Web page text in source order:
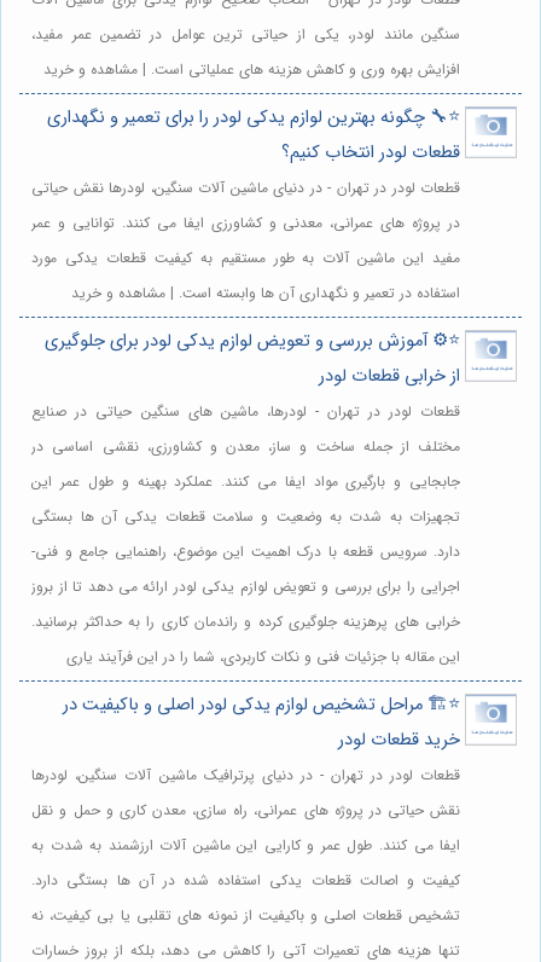
سنگین مانند لودر، یکی از حیاتی ترین عوامل در تضمین عمر مفید،
افزایش بهره وری و کاهش هزینه های عملیاتی است. | مشاهده و خرید
⭐️🔧 چگونه بهترین لوازم یدکی لودر را برای تعمیر و نگهداری
قطعات لودر انتخاب کنیم؟
قطعات لودر در تهران - در دنیای ماشین آلات سنگین، لودرها نقش حیاتی
در پروژه های عمرانی، معدنی و کشاورزی ایفا می کنند. توانایی و عمر
مفید این ماشین آلات به طور مستقیم به کیفیت قطعات یدکی مورد
استفاده در تعمیر و نگهداری آن ها وابسته است. | مشاهده و خرید
⭐️⚙️ آموزش بررسی و تعویض لوازم یدکی لودر برای جلوگیری
از خرابی قطعات لودر
قطعات لودر در تهران - لودرها، ماشین های سنگین حیاتی در صنایع
مختلف از جمله ساخت و ساز، معدن و کشاورزی، نقشی اساسی در
جابجایی و بارگیری مواد ایفا می کنند. عملکرد بهینه و طول عمر این
تجهیزات به شدت به وضعیت و سلامت قطعات یدکی آن ها بستگی
دارد. سرویس قطعه با درک اهمیت این موضوع، راهنمایی جامع و فنی-
اجرایی را برای بررسی و تعویض لوازم یدکی لودر ارائه می دهد تا از بروز
خرابی های پرهزینه جلوگیری کرده و راندمان کاری را به حداکثر برسانید.
این مقاله با جزئیات فنی و نکات کاربردی، شما را در این فرآیند یاری
⭐️🏗️ مراحل تشخیص لوازم یدکی لودر اصلی و باکیفیت در
خرید قطعات لودر
قطعات لودر در تهران - در دنیای پرترافیک ماشین آلات سنگین، لودرها
نقش حیاتی در پروژه های عمرانی، راه سازی، معدن کاری و حمل و نقل
ایفا می کنند. طول عمر و کارایی این ماشین آلات ارزشمند به شدت به
کیفیت و اصالت قطعات یدکی استفاده شده در آن ها بستگی دارد.
تشخیص قطعات اصلی و باکیفیت از نمونه های تقلبی یا بی کیفیت، نه
تنها هزینه های تعمیرات آتی را کاهش می دهد، بلکه از بروز خسارات